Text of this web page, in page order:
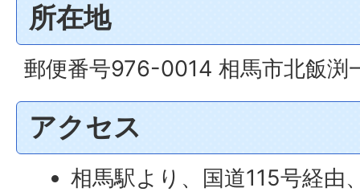
所在地
郵便番号976-0014 相馬市北飯渕
アクセス
相馬駅より、国道115号経由